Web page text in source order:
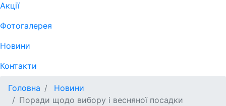
Акції
Фотогалерея
Новини
Контакти
Головна
Новини
Поради щодо вибору і весняної посадки